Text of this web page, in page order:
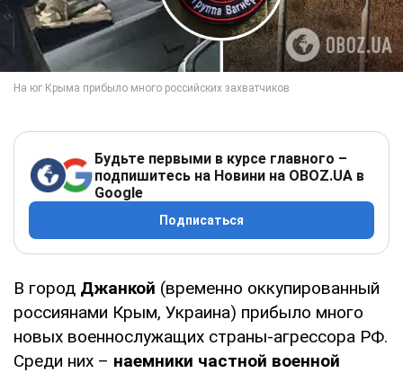
Будьте первыми в курсе главного –
подпишитесь на Новини на OBOZ.UA в
Google
Подписаться
В город Джанкой (временно оккупированный
россиянами Крым, Украина) прибыло много
новых военнослужащих страны-агрессора РФ.
Среди них – наемники частной военной